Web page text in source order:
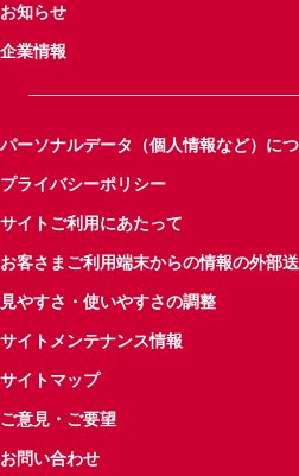
お知らせ
企業情報
パーソナルデータ（個人情報など）に
プライバシーポリシー
サイトご利用にあたって
お客さまご利用端末からの情報の外部
見やすさ・使いやすさの調整
サイトメンテナンス情報
サイトマップ
ご意見・ご要望
お問い合わせ